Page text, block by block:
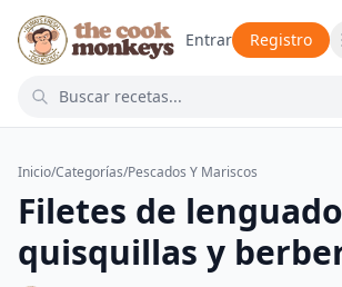
Entrar Registro
Inicio/Categorías/Pescados Y Mariscos
Filetes de
quisquillas y